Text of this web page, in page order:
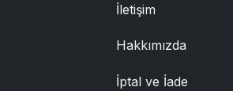
İletişim
Hakkımızda
İptal ve İade